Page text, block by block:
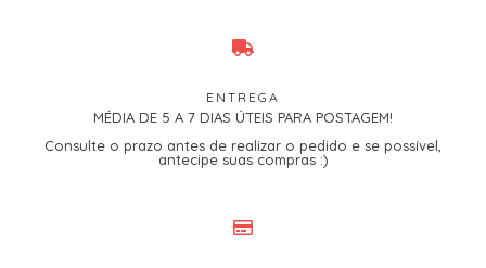
ENTREGA
MÉDIA DE 5 A 7 DIAS ÚTEIS PARA POSTAGEM!
Consulte o prazo antes de realizar o pedido e se possível,
antecipe suas compras :)